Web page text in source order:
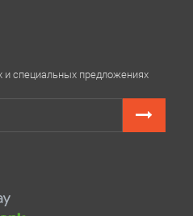
и специальных предложениях